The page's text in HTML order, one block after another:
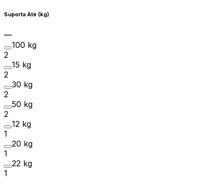
Suporta Até (kg)
100 kg
2
15 kg
2
30 kg
2
50 kg
2
12 kg
1
20 kg
1
22 kg
1